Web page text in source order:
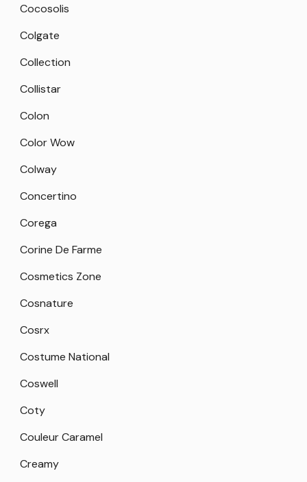
Cocosolis
Colgate
Collection
Collistar
Colon
Color Wow
Colway
Concertino
Corega
Corine De Farme
Cosmetics Zone
Cosnature
Cosrx
Costume National
Coswell
Coty
Couleur Caramel
Creamy